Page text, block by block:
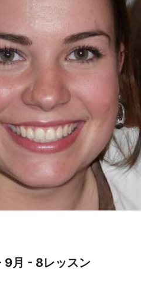
9月 - 8レッスン